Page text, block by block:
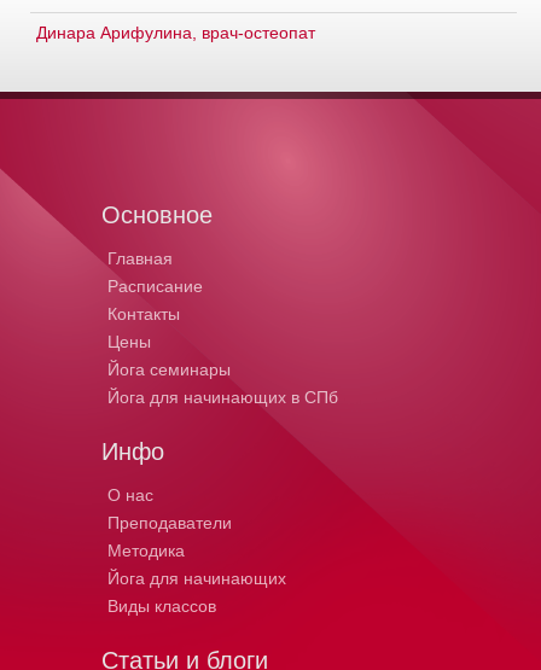
Динара Арифулина, врач-остеопат
Основное
Главная
Расписание
Контакты
Цены
Йога семинары
Йога для начинающих в СПб
Инфо
О нас
Преподаватели
Методика
Йога для начинающих
Виды классов
Статьи и блоги